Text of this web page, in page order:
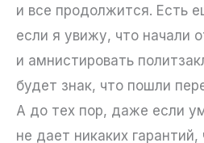
и все продолжится. Есть
если я увижу, что начали
и амнистировать
будет знак, что пошли
А до тех пор, даже если
не дает никаких гарантий,